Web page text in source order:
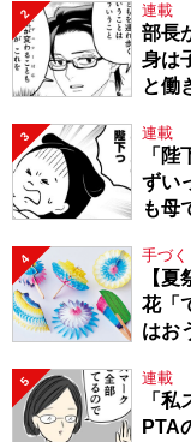
2 連載
部長
身は
と働
3 連載
「
ずい
も母
4 手づく
【
花「
はお
5 連載
「
PTA